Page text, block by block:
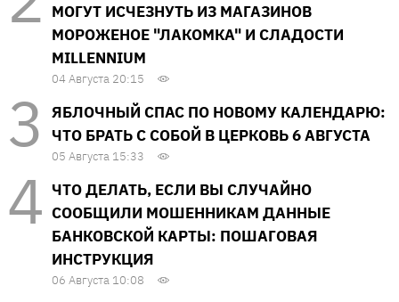
МОГУТ ИСЧЕЗНУТЬ ИЗ МАГАЗИНОВ
МОРОЖЕНОЕ "ЛАКОМКА" И СЛАДОСТИ
MILLENNIUM
04 Августа 20:15
ЯБЛОЧНЫЙ СПАС ПО НОВОМУ КАЛЕНДАРЮ:
ЧТО БРАТЬ С СОБОЙ В ЦЕРКОВЬ 6 АВГУСТА
05 Августа 15:33
ЧТО ДЕЛАТЬ, ЕСЛИ ВЫ СЛУЧАЙНО
СООБЩИЛИ МОШЕННИКАМ ДАННЫЕ
БАНКОВСКОЙ КАРТЫ: ПОШАГОВАЯ
ИНСТРУКЦИЯ
06 Августа 10:08